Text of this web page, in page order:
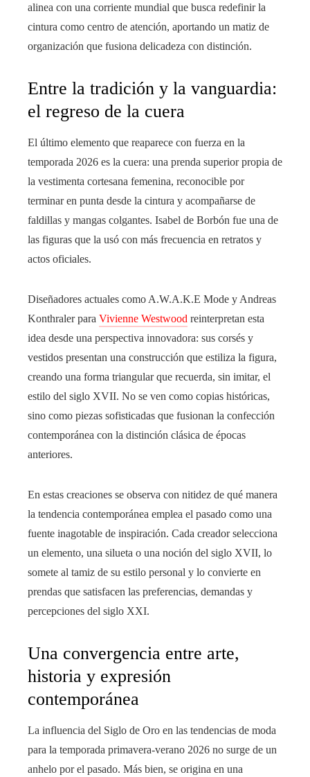
alinea con una corriente mundial que busca redefinir la
cintura como centro de atención, aportando un matiz de
organización que fusiona delicadeza con distinción.
Entre la tradición y la vanguardia:
el regreso de la cuera
El último elemento que reaparece con fuerza en la
temporada 2026 es la cuera: una prenda superior propia de
la vestimenta cortesana femenina, reconocible por
terminar en punta desde la cintura y acompañarse de
faldillas y mangas colgantes. Isabel de Borbón fue una de
las figuras que la usó con más frecuencia en retratos y
actos oficiales.
Diseñadores actuales como A.W.A.K.E Mode y Andreas
Konthraler para Vivienne Westwood reinterpretan esta
idea desde una perspectiva innovadora: sus corsés y
vestidos presentan una construcción que estiliza la figura,
creando una forma triangular que recuerda, sin imitar, el
estilo del siglo XVII. No se ven como copias históricas,
sino como piezas sofisticadas que fusionan la confección
contemporánea con la distinción clásica de épocas
anteriores.
En estas creaciones se observa con nitidez de qué manera
la tendencia contemporánea emplea el pasado como una
fuente inagotable de inspiración. Cada creador selecciona
un elemento, una silueta o una noción del siglo XVII, lo
somete al tamiz de su estilo personal y lo convierte en
prendas que satisfacen las preferencias, demandas y
percepciones del siglo XXI.
Una convergencia entre arte,
historia y expresión
contemporánea
La influencia del Siglo de Oro en las tendencias de moda
para la temporada primavera-verano 2026 no surge de un
anhelo por el pasado. Más bien, se origina en una